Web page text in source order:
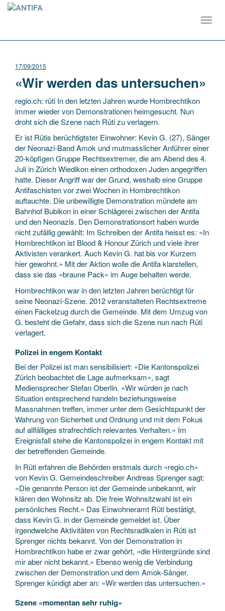
17/09/2015
«Wir werden das untersuchen»
regio.ch: rüti In den letzten Jahren wurde Hombrechtikon
immer wieder von Demonstrationen heimgesucht. Nun
droht sich die Szene nach Rüti zu verlagern.
Er ist Rütis berüchtigtster Einwohner: Kevin G. (27), Sänger
der Neonazi-Band Amok und mutmasslicher Anführer einer
20-köpfigen Gruppe Rechts­extremer, die am Abend des 4.
Juli in Zürich Wiedikon einen orthodoxen Juden angegriffen
hatte. Dieser Angriff war der Grund, weshalb eine Gruppe
Antifaschisten vor zwei Wochen in Hombrechtikon
auftauchte. Die unbewilligte Demonstration mündete am
Bahnhof Bubikon in einer Schlägerei zwischen der Antifa
und den Neonazis. Den Demonstrationsort haben wurde
nicht zufällig gewählt: Im Schreiben der Antifa heisst es: «In
Hombrechtikon ist Blood & Honour Zürich und viele ihrer
Aktivisten verankert. Auch ­Kevin G. hat bis vor Kurzem
hier gewohnt.» Mit der Aktion wolle die Antifa klarstellen,
dass sie das «braune Pack» im Auge behalten werde.
Hombrechtikon war in den letzten Jahren berüchtigt für
seine Neonazi-Szene. 2012 veranstalteten Rechtsextreme
einen Fackelzug durch die Gemeinde. Mit dem Umzug von
G. besteht die Gefahr, dass sich die Szene nun nach Rüti
verlagert.
Polizei in engem Kontakt
Bei der Polizei ist man sensi­bilisiert: «Die Kantonspolizei
Zürich beobachtet die Lage aufmerksam», sagt
Mediensprecher Stefan Oberlin. «Wir würden je nach
Situation entsprechend handeln beziehungsweise
Massnahmen treffen, immer unter dem Gesichtspunkt der
Wahrung von Sicherheit und Ordnung und mit dem Fokus
auf allfälliges strafrechtlich relevantes Verhalten.» Im
Ereignisfall stehe die Kantonspolizei in engem Kontakt mit
der betreffenden Gemeinde.
In Rüti erfahren die Behörden erstmals durch «regio.ch»
von Kevin G. Gemeindeschreiber Andreas Sprenger sagt:
«Die genannte Person ist der Gemeinde unbekannt, wir
klären den Wohnsitz ab. Die freie Wohnsitzwahl ist ein
persönliches Recht.» Das Einwohneramt Rüti bestätigt,
dass Kevin G. in der Gemeinde gemeldet ist. Über
irgendwelche Aktivitäten von Rechtsradikalen in Rüti ist
Sprenger nichts bekannt. Von der Demonstration in
Hombrechtikon habe er zwar gehört, «die Hintergründe sind
mir aber nicht bekannt.» Ebenso wenig die Verbindung
zwischen der Demonstration und dem Amok-Sänger.
Sprenger kündigt aber an: «Wir werden das untersuchen.»
Szene «momentan sehr ruhig»